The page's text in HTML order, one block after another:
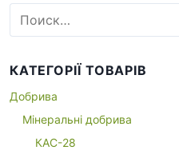
и
:
КАТЕГОРІЇ ТОВАРІВ
Добрива
Мінеральні добрива
КАС-28